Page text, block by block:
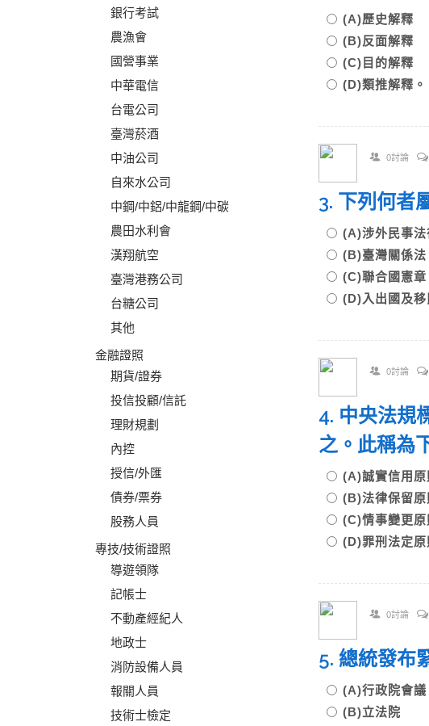
銀行考試
農漁會
國營事業
中華電信
台電公司
臺灣菸酒
中油公司
自來水公司
中鋼/中鋁/中龍鋼/中碳
農田水利會
漢翔航空
臺灣港務公司
台糖公司
其他
金融證照
期貨/證券
投信投顧/信託
理財規劃
內控
授信/外匯
債券/票券
股務人員
專技/技術證照
導遊領隊
記帳士
不動產經紀人
地政士
消防設備人員
報關人員
技術士檢定
(A)歷史解釋
(B)反面解釋
(C)目的解釋
(D)類推解釋。
0討論
3. 下列何者
(A)涉外民事法
(B)臺灣關係法
(C)聯合國憲章
(D)入出國及移
0討論
4. 中央法規
之。此稱為
(A)誠實信用原
(B)法律保留原
(C)情事變更原
(D)罪刑法定原
0討論
5. 總統發布
(A)行政院會議
(B)立法院